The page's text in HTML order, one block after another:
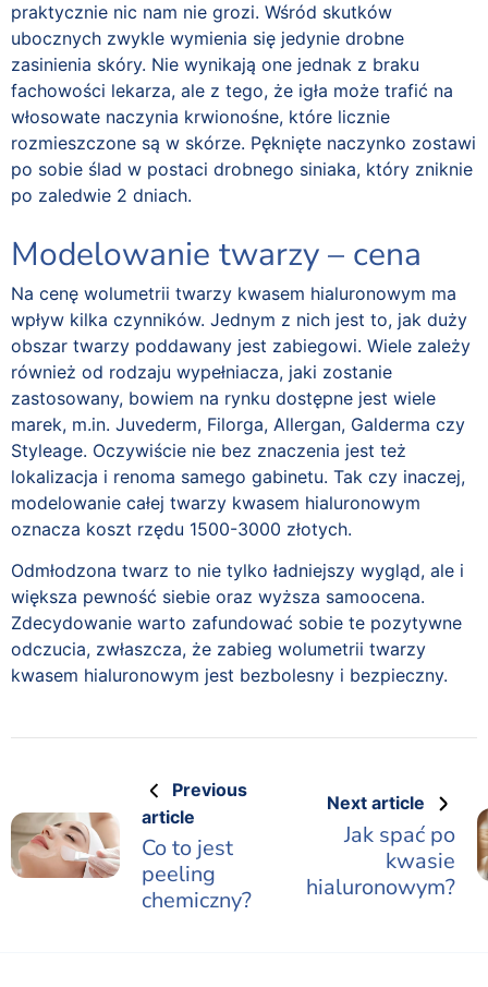
praktycznie nic nam nie grozi. Wśród skutków
ubocznych zwykle wymienia się jedynie drobne
zasinienia skóry. Nie wynikają one jednak z braku
fachowości lekarza, ale z tego, że igła może trafić na
włosowate naczynia krwionośne, które licznie
rozmieszczone są w skórze. Pęknięte naczynko zostawi
po sobie ślad w postaci drobnego siniaka, który zniknie
po zaledwie 2 dniach.
Modelowanie twarzy – cena
Na cenę wolumetrii twarzy kwasem hialuronowym ma
wpływ kilka czynników. Jednym z nich jest to, jak duży
obszar twarzy poddawany jest zabiegowi. Wiele zależy
również od rodzaju wypełniacza, jaki zostanie
zastosowany, bowiem na rynku dostępne jest wiele
marek, m.in. Juvederm, Filorga, Allergan, Galderma czy
Styleage. Oczywiście nie bez znaczenia jest też
lokalizacja i renoma samego gabinetu. Tak czy inaczej,
modelowanie całej twarzy kwasem hialuronowym
oznacza koszt rzędu 1500-3000 złotych.
Odmłodzona twarz to nie tylko ładniejszy wygląd, ale i
większa pewność siebie oraz wyższa samoocena.
Zdecydowanie warto zafundować sobie te pozytywne
odczucia, zwłaszcza, że zabieg wolumetrii twarzy
kwasem hialuronowym jest bezbolesny i bezpieczny.
Previous
article
Co to jest
peeling
chemiczny?
Next article
Jak spać po
kwasie
hialuronowym?